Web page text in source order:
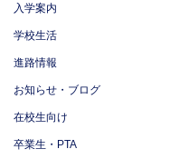
入学案内
学校生活
進路情報
お知らせ・ブログ
在校生向け
卒業生・PTA